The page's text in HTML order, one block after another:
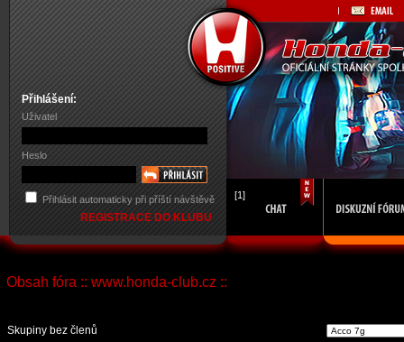
Přihlášení:
Uživatel
Heslo
Přihlásit automaticky při příští návštěvě
REGISTRACE DO KLUBU
[1]
Obsah fóra :: www.honda-club.cz ::
Skupiny bez členů